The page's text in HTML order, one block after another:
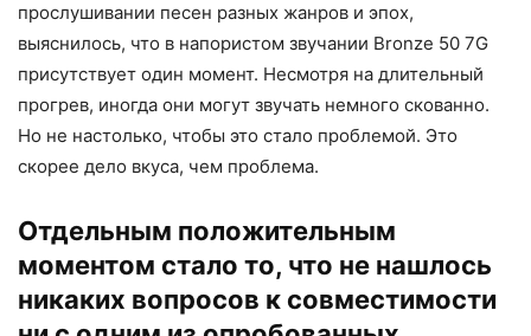
прослушивании песен разных жанров и эпох,
выяснилось, что в напористом звучании Bronze 50 7G
присутствует один момент. Несмотря на длительный
прогрев, иногда они могут звучать немного скованно.
Но не настолько, чтобы это стало проблемой. Это
скорее дело вкуса, чем проблема.
Отдельным положительным
моментом стало то, что не нашлось
никаких вопросов к совместимости